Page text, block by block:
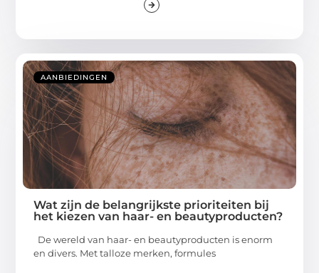
AANBIEDINGEN
Wat zijn de belangrijkste prioriteiten bij
het kiezen van haar- en beautyproducten?
De wereld van haar- en beautyproducten is enorm
en divers. Met talloze merken, formules